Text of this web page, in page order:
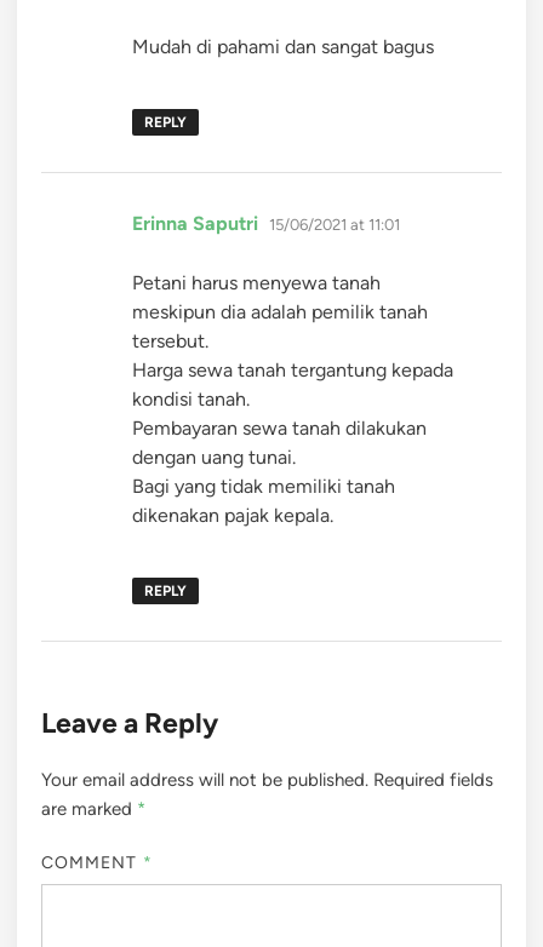
Mudah di pahami dan sangat bagus
REPLY
Erinna Saputri says:
15/06/2021 at 11:01
Petani harus menyewa tanah
meskipun dia adalah pemilik tanah
tersebut.
Harga sewa tanah tergantung kepada
kondisi tanah.
Pembayaran sewa tanah dilakukan
dengan uang tunai.
Bagi yang tidak memiliki tanah
dikenakan pajak kepala.
REPLY
Leave a Reply
Your email address will not be published. Required fields
are marked *
COMMENT *